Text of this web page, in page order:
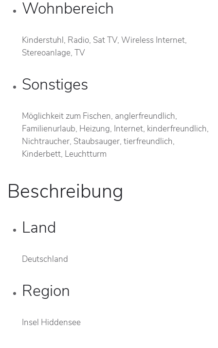
Wohnbereich
Kinderstuhl, Radio, Sat TV, Wireless Internet,
Stereoanlage, TV
Sonstiges
Möglichkeit zum Fischen, anglerfreundlich,
Familienurlaub, Heizung, Internet, kinderfreundlich,
Nichtraucher, Staubsauger, tierfreundlich,
Kinderbett, Leuchtturm
Beschreibung
Land
Deutschland
Region
Insel Hiddensee